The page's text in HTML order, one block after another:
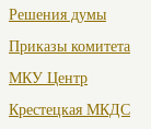
Решения думы
Приказы комитета
МКУ Центр
Крестецкая МКДС